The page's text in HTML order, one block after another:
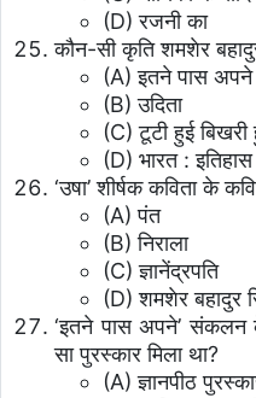
(D) रजनी का
कौन-सी कृति शमशेर
(A) इतने पास अपने
(B) उदिता
(C) टूटी हुई बिखरी
(D) भारत :
‘उषा’ शीर्षक कविता के
(A) पंत
(B) निराला
(C) ज्ञानेंद्रपति
(D) शमशेर बहादुर
‘इतने पास अपने’ संकलन
सा पुरस्कार मिला था?
(A) ज्ञानपीठ